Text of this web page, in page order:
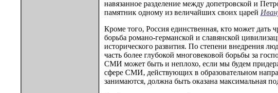
навязанное разделение между допетровской и
памятник одному из величайших своих царей
Кроме того, Россия единственная, кто может
борьба романо-германской и славянской
исторического развития. По степени внедрения
часть более глубокой многовековой борьбы за
СМИ может быть и неплохо, если мы будем
сфере СМИ, действующих в образовательном
занимаются, должна быть оказана максимальная